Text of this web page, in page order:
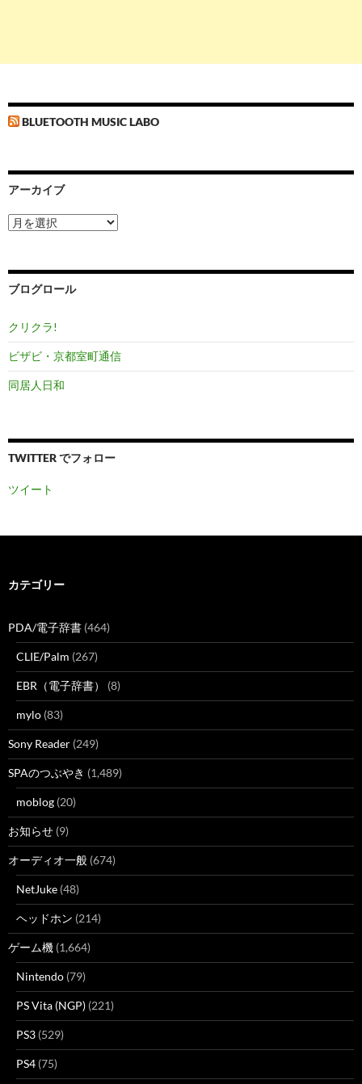
BLUETOOTH MUSIC LABO
アーカイブ
ア
ー
ブ
ブログロール
クリクラ!
ビザビ・京都室町通信
同居人日和
TWITTER でフォロー
ツイート
カテゴリー
PDA/電子辞書 (464)
CLIE/Palm (267)
EBR（電子辞書） (8)
mylo (83)
Sony Reader (249)
SPAのつぶやき (1,489)
moblog (20)
お知らせ (9)
オーディオ一般 (674)
NetJuke (48)
ヘッドホン (214)
ゲーム機 (1,664)
Nintendo (79)
PS Vita (NGP) (221)
PS3 (529)
PS4 (75)